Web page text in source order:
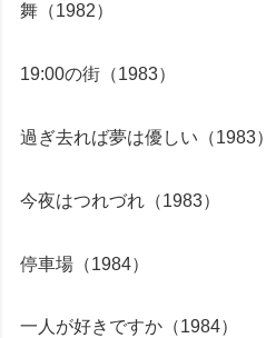
舞（1982）
19:00の街（1983）
過ぎ去れば夢は優しい（1983）
今夜はつれづれ（1983）
停車場（1984）
一人が好きですか（1984）